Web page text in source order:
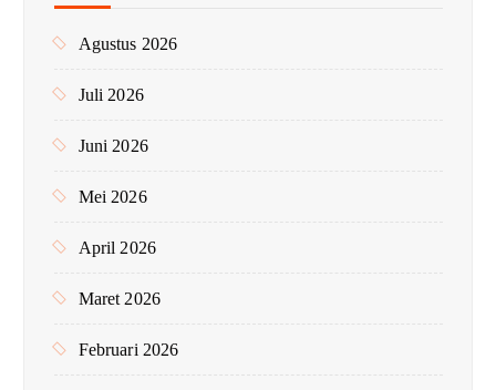
k
Agustus 2026
Juli 2026
Juni 2026
Mei 2026
April 2026
Maret 2026
Februari 2026